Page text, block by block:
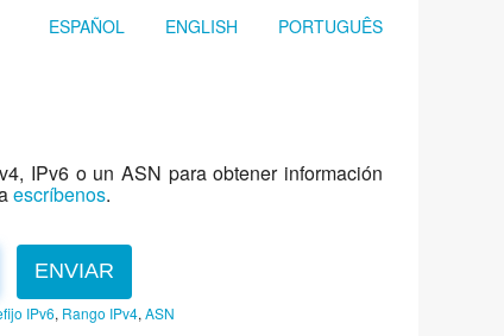
ESPAÑOL ENGLISH PORTUGUÊS
IPv6 o un ASN para obtener información
escríbenos.
ENVIAR
IPv6, Rango IPv4, ASN